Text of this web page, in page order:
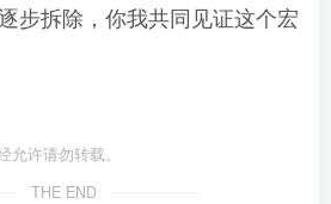
步拆除，你我共同见证这个宏
许请勿转载。
THE END